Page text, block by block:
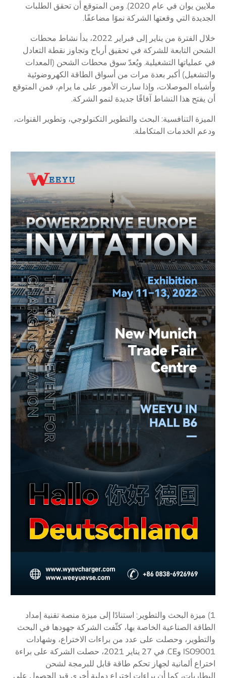
ملايين يوان في عام 2020). ومن المتوقع أن تحقق الطلبات
الجديدة التي وقعتها الشركة نموًا مضاعفًا.
خلال الفترة من يناير إلى فبراير 2022، بدأ نشاط محطات
الشحن التابعة للشركة في تحقيق أرباح وتجاوز نقطة التعادل
في عملياتها التشغيلية. ويُعدّ سوق محطات الشحن (المعدات
والتشغيل) أكبر بعدة مرات من أسواق الطاقة الكهروضوئية
وأشباه الموصلات، وإذا سارت الأمور على ما يرام، فمن المتوقع
أن يفتح هذا النشاط آفاقًا جديدة لنمو الشركة.
الميزة التنافسية: البحث والتطوير التكنولوجي، وتطوير القنوات،
ودعم الخدمات المتكاملة.
1) ميزة البحث والتطوير: استنادًا إلى ميزة منصة تقنية إمداد
الطاقة الصناعية الخاصة بها، كثّفت الشركة جهودها في البحث
والتطوير، وحصلت على عدد من براءات الاختراع، وشهادات
ISO9001 وCE. في 27 يناير 2021، حصلت الشركة على براءة
اختراع ألمانية لجهاز تحكم طاقة قابل للبرمجة لشحن
البطاريات، كما أن براءات اختراع دولية أخرى قيد الحصول على